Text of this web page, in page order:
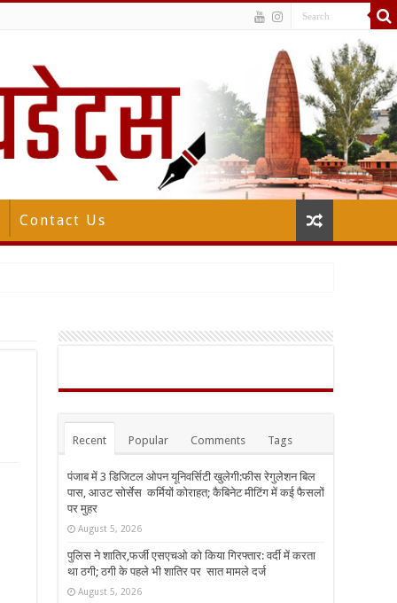
Contact Us
Recent Popular Comments Tags
पंजाब में 3 डिजिटल ओपन यूनिवर्सिटी खुलेगी:फीस रेगुलेशन बिल
पास, आउट सोर्सेस कर्मियों कोराहत; कैबिनेट मीटिंग में कई फैसलों
पर मुहर
August 5, 2026
पुलिस ने शातिर,फर्जी एसएचओ को किया गिरफ्तार: वर्दी में करता
था ठगी; ठगी के पहले भी शातिर पर सात मामले दर्ज
August 5, 2026